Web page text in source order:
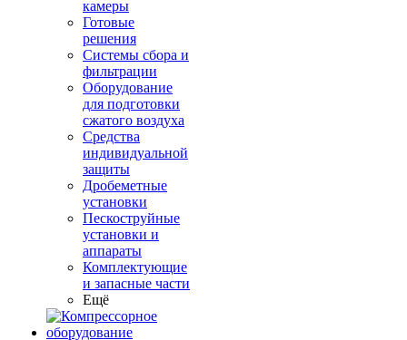
камеры
Готовые
решения
Системы сбора и
фильтрации
Оборудование
для подготовки
сжатого воздуха
Средства
индивидуальной
защиты
Дробеметные
установки
Пескоструйные
установки и
аппараты
Комплектующие
и запасные части
Ещё